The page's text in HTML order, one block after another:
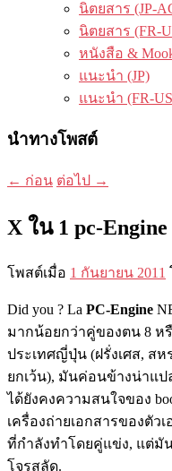
นิตยสาร (JP-
นิตยสาร (FR-
หนังสือ &
แนะนำ (JP)
แนะนำ (FR-
นำทางโพสต์
← ก่อน ต่อไป →
X ใน 1 pc-Engine
โพสต์เมื่อ 1 กันยายน 2011
Did you ? La PC-Engine
มากน้อยกว่าคู่ของตน 8 ห
ประเทศญี่ปุ่น (ฝรั่งเศส, ส
ยกเว้น), มันค่อนข้างน่าแ
ได้ยังคงความสนใจของ
เครื่องถ่ายเอกสารของตัว
ที่กำลังทำโดยคู่แข่ง, แต่มั
โจรสลัด.